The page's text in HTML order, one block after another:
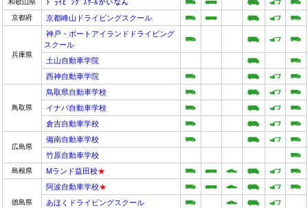
和歌山県 ﾄﾞﾗｲﾋﾞﾝｸﾞｽｸ-ﾙかいなん
京都府 京都峰山ドライビングスクール
兵庫県
神戸・ポートアイランドドライビング
スクール
土山自動車学院
西神自動車学院
鳥取県
鳥取県自動車学校
イナバ自動車学校
倉吉自動車学校
広島県
備南自動車学校
竹原自動車学校
島根県 Mランド益田校★
徳島県
阿波自動車学校★
あほくドライビングスクール